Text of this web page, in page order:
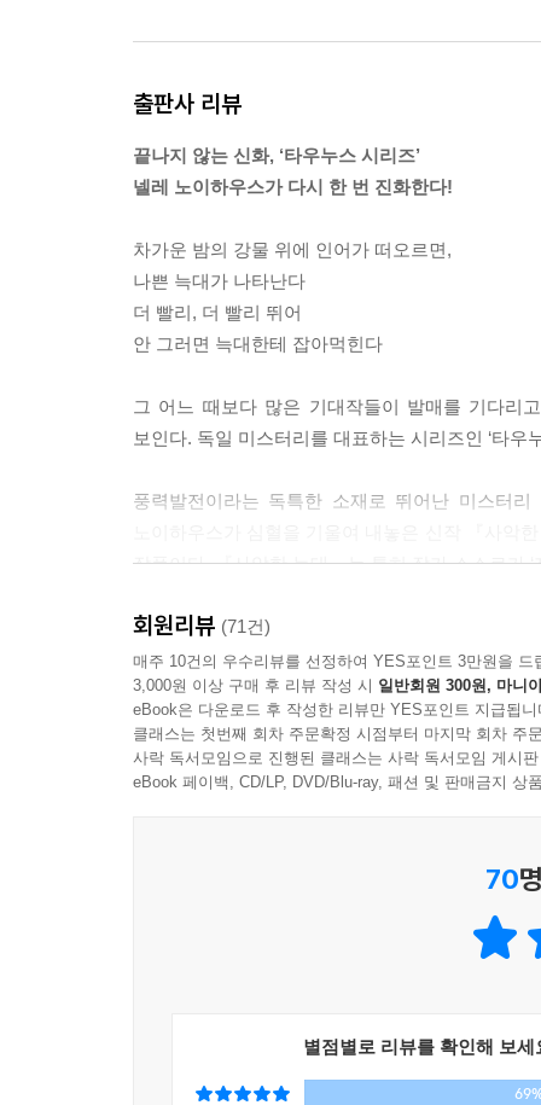
“크뢰거.”
“왜?”
“이 시체 뒤집어도 될까?”
헤닝은 피아에게 손전등을 주고 장갑 낀 손으로 소
“세상에! 이게 다 뭐야?”
피아가 기겁해서 외쳤다. 등 아랫부분과 엉덩이가
“배의 스크루 때문에 난 상처야. 이 아이는 오늘
“그 말은 이 아이가 다른 학생들과 아무 상관이 없
피아가 자리에서 일어서며 말했다.
--- pp.49~50
말 어찌나 우습던지!
그녀는 거울을 보며 뿌듯한 표정을 지었다. 아버
혼식 행진을 하는 것 같았다. 리하르트 삼촌이 먼
침대가 있는 것이 아닌가!
“여기서 무슨 놀이 할 거예요?”
것을 떠올렸다. 그때 갑자기 문이 열리고 늑대가
않았다. 그리고 시댁에서 살게 된 뒤로는 더욱 알
“아, 내가 생각이 너무 많은 거야. 원래 그런 사람인
출판사 리뷰
끝나지 않는 신화, ‘타우누스 시리즈’
넬레 노이하우스가 다시 한 번 진화한다!
차가운 밤의 강물 위에 인어가 떠오르면,
나쁜 늑대가 나타난다
더 빨리, 더 빨리 뛰어
안 그러면 늑대한테 잡아먹힌다
그 어느 때보다 많은 기대작들이 발매를 기다리
보인다. 독일 미스터리를 대표하는 시리즈인 ‘타
풍력발전이라는 독특한 소재로 뛰어난 미스터
작품이다. 『사악한 늑대』는 특히 작가 스스로가
접근하면 자극적으로만 보이기 쉬운 아동학대
만들어냈던 넬레 노이하우스가 이번에는 아동
결과물이 어땠는지에 대한 대답은 작년 이 작품이
『사악한 늑대』에서는 작가로서 새로운 도약을
미스터리보다는 깊이 있고 고급스러운 미스터리
어느 뜨거운 여름날, 모처럼 친구들과의 동창 모
지문으로도 치아로도 신원을 밝혀낼 수 없는 소
회원리뷰 (71건)
매주 10건의 우수리뷰를 선정하여 YES포인트 3만원을 드
3,000원 이상 구매 후 리뷰 작성 시 일반회원 300원, 마니
eBook은 다운로드 후 작성한 리뷰만 YES포인트 지급됩니
클래스는 첫번째 회차 주문확정 시점부터 마지막 회차 주
사락 독서모임으로 진행된 클래스는 사락 독서모임 게시
eBook 페이백, CD/LP, DVD/Blu-ray, 패션 및 판매금지 상
70
별점별로 리뷰를 확인해 보세